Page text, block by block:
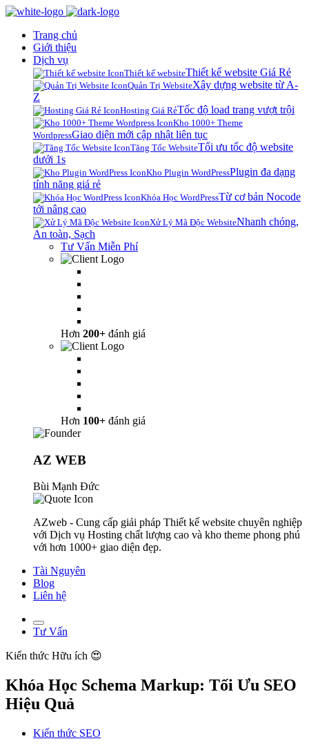
Trang chủ
Giới thiệu
Dịch vụ
Thiết kế websiteThiết kế website Giá Rẻ
Quản Trị WebsiteXây dựng website từ A-
Z
Hosting Giá RẻTốc độ load trang vượt trội
Kho 1000+ Theme
WordpressGiao diện mới cập nhật liên tục
Tăng Tốc WebsiteTối ưu tốc độ website
dưới 1s
Kho Plugin WordPressPlugin đa dạng
tính năng giá rẻ
Khóa Học WordPressTừ cơ bản Nocode
tới nâng cao
Xử Lý Mã Độc WebsiteNhanh chóng,
An toàn, Sạch
Tư Vấn Miễn Phí
Hơn 200+ đánh giá
Hơn 100+ đánh giá
AZ WEB
Bùi Mạnh Đức
AZweb - Cung cấp giải pháp Thiết kế website chuyên nghiệp
với Dịch vụ Hosting chất lượng cao và kho theme phong phú
với hơn 1000+ giao diện đẹp.
Tài Nguyên
Blog
Liên hệ
Tư Vấn
Kiến thức Hữu ích 😍
Khóa Học Schema Markup: Tối Ưu SEO
Hiệu Quả
Kiến thức SEO